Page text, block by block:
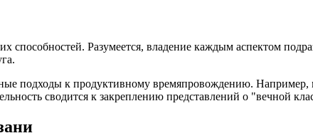
Разумеется, владение каждым аспектом
подходы к продуктивному времяпровождению. Например,
сводится к закреплению представлений о "вечной